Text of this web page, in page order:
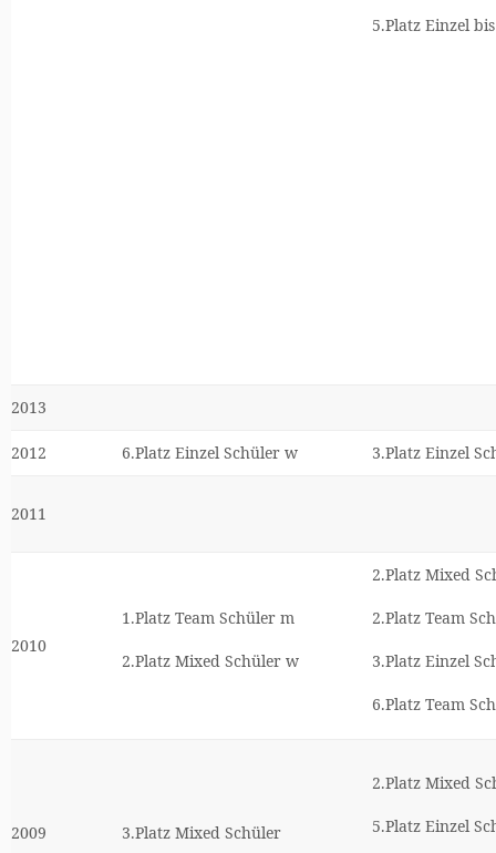
5.Platz Einzel
2013
2012 6.Platz Einzel Schüler w 3.Platz Einzel
2011
2010
1.Platz Team Schüler m
2.Platz Mixed Schüler w
2.Platz Mixed
2.Platz Team
3.Platz Einzel
6.Platz Team
2009 3.Platz Mixed Schüler
2.Platz Mixed
5.Platz Einzel